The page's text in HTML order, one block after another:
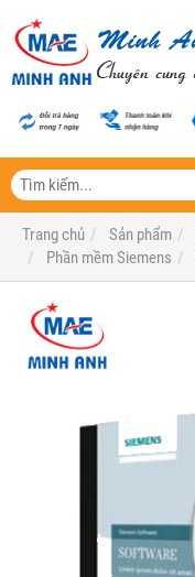
Trang chủ
Sản phẩm
Phần mềm Siemens